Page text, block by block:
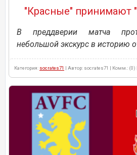
"Красные" принимают
В преддверии матча
небольшой экскурс в историю
Категория: socrates71 | Автор: socrates71 | Комм.: (0)